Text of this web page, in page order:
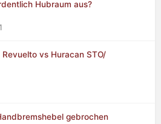
Hubraum aus?
vs Huracan STO/
gebrochen